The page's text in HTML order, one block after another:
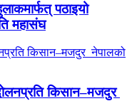
पठाइयो
महासंघ
किसान–मजदुर